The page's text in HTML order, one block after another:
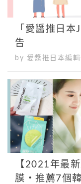
「愛醤推日
告
by 愛醬推日本編輯
【2021年最
膜・推薦7個